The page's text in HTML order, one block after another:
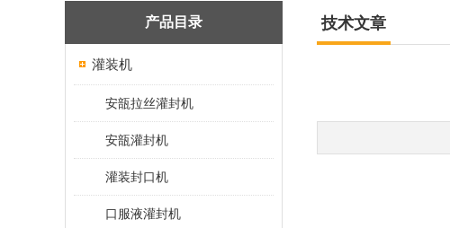
产品目录
灌装机
安瓿拉丝灌封机
安瓿灌封机
灌装封口机
口服液灌封机
技术文章